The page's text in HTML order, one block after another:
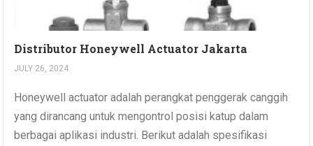
Distributor Honeywell Actuator Jakarta
JULY 26, 2024
Honeywell actuator adalah perangkat penggerak canggih
yang dirancang untuk mengontrol posisi katup dalam
berbagai aplikasi industri. Berikut adalah spesifikasi